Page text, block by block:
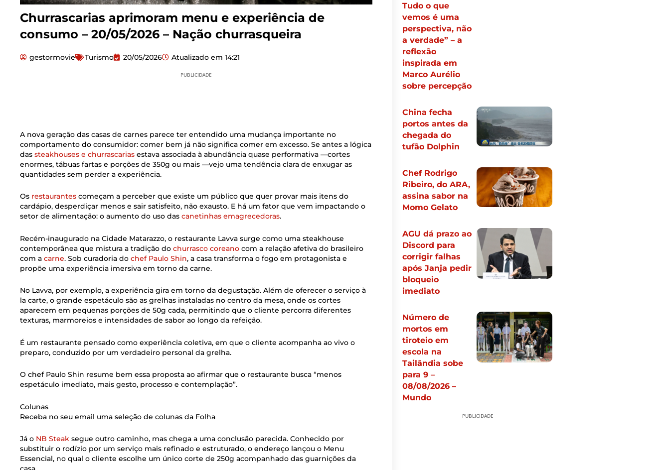
Churrascarias aprimoram menu e experiência de
consumo – 20/05/2026 – Nação churrasqueira
gestormovie Turismo 20/05/2026 Atualizado em 14:21
PUBLICIDADE
A nova geração das casas de carnes parece ter entendido uma mudança importante no
comportamento do consumidor: comer bem já não significa comer em excesso. Se antes a lógica
das steakhouses e churrascarias estava associada à abundância quase performativa —cortes
enormes, tábuas fartas e porções de 350g ou mais —vejo uma tendência clara de enxugar as
quantidades sem perder a experiência.
Os restaurantes começam a perceber que existe um público que quer provar mais itens do
cardápio, desperdiçar menos e sair satisfeito, não exausto. E há um fator que vem impactando o
setor de alimentação: o aumento do uso das canetinhas emagrecedoras.
Recém-inaugurado na Cidade Matarazzo, o restaurante Lavva surge como uma steakhouse
contemporânea que mistura a tradição do churrasco coreano com a relação afetiva do brasileiro
com a carne. Sob curadoria do chef Paulo Shin, a casa transforma o fogo em protagonista e
propõe uma experiência imersiva em torno da carne.
No Lavva, por exemplo, a experiência gira em torno da degustação. Além de oferecer o serviço à
la carte, o grande espetáculo são as grelhas instaladas no centro da mesa, onde os cortes
aparecem em pequenas porções de 50g cada, permitindo que o cliente percorra diferentes
texturas, marmoreios e intensidades de sabor ao longo da refeição.
É um restaurante pensado como experiência coletiva, em que o cliente acompanha ao vivo o
preparo, conduzido por um verdadeiro personal da grelha.
O chef Paulo Shin resume bem essa proposta ao afirmar que o restaurante busca “menos
espetáculo imediato, mais gesto, processo e contemplação”.
Colunas
Receba no seu email uma seleção de colunas da Folha
Já o NB Steak segue outro caminho, mas chega a uma conclusão parecida. Conhecido por
substituir o rodízio por um serviço mais refinado e estruturado, o endereço lançou o Menu
Essencial, no qual o cliente escolhe um único corte de 250g acompanhado das guarnições da
Tudo o que
vemos é uma
perspectiva, não
a verdade” – a
reflexão
inspirada em
Marco Aurélio
sobre percepção
China fecha
portos antes da
chegada do
tufão Dolphin
Chef Rodrigo
Ribeiro, do ARA,
assina sabor na
Momo Gelato
AGU dá prazo ao
Discord para
corrigir falhas
após Janja pedir
bloqueio
imediato
Número de
mortos em
tiroteio em
escola na
Tailândia sobe
para 9 –
08/08/2026 –
Mundo
PUBLICIDADE